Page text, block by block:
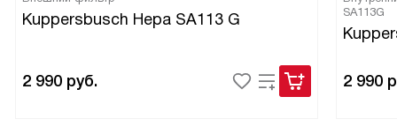
Kuppersbusch Hepa SA113 G
2 990 руб.
SA113G
2 990